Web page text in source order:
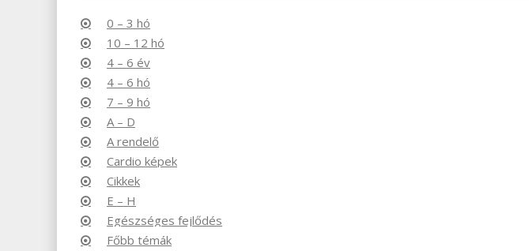
0 – 3 hó
10 – 12 hó
4 – 6 év
4 – 6 hó
7 – 9 hó
A – D
A rendelő
Cardio képek
Cikkek
E – H
Egészséges fejlődés
Főbb témák